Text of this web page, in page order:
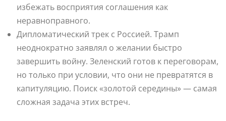
избежать восприятия соглашения как
неравноправного.
Дипломатический трек с Россией. Трамп
неоднократно заявлял о желании быстро
завершить войну. Зеленский готов к переговорам,
но только при условии, что они не превратятся в
капитуляцию. Поиск «золотой середины» — самая
сложная задача этих встреч.